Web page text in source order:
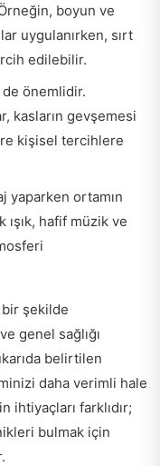
boyun ve
uygulanırken, sırt
edilebilir.
de önemlidir.
kasların gevşemesi
kişisel tercihlere
yaparken ortamın
ışık, hafif müzik ve
şekilde
genel sağlığı
belirtilen
daha verimli hale
ihtiyaçları farklıdır;
bulmak için